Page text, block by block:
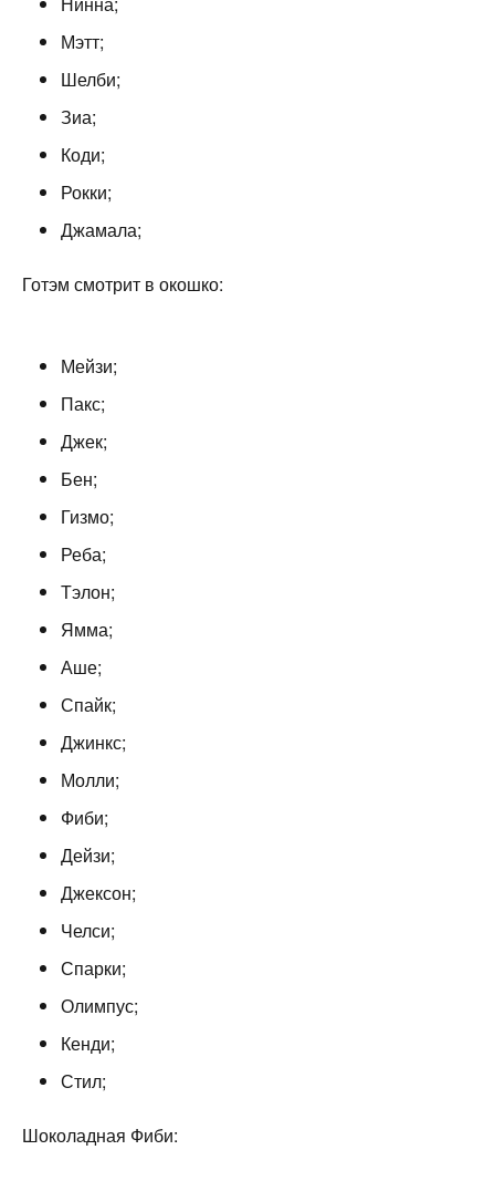
Мэтт;
Шелби;
Зиа;
Коди;
Рокки;
Джамала;
Готэм смотрит в окошко:
Мейзи;
Пакс;
Джек;
Бен;
Гизмо;
Реба;
Тэлон;
Ямма;
Аше;
Спайк;
Джинкс;
Молли;
Фиби;
Дейзи;
Джексон;
Челси;
Спарки;
Олимпус;
Кенди;
Стил;
Шоколадная Фиби: